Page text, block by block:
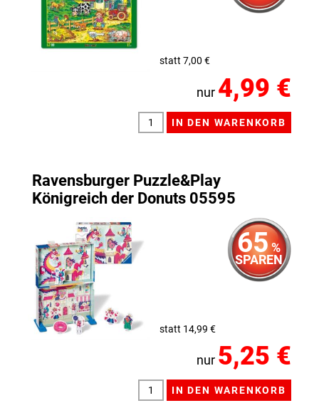
statt 7,00 €
nur 4,99 €
Ravensburger Puzzle&Play
Königreich der Donuts 05595
65 %
SPAREN
statt 14,99 €
nur 5,25 €